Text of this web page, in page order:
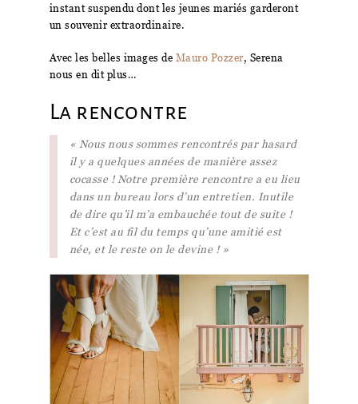
instant suspendu dont les jeunes mariés garderont
un souvenir extraordinaire.
Avec les belles images de Mauro Pozzer, Serena
nous en dit plus…
La rencontre
« Nous nous sommes rencontrés par hasard
il y a quelques années de manière assez
cocasse ! Notre première rencontre a eu lieu
dans un bureau lors d’un entretien. Inutile
de dire qu’il m’a embauchée tout de suite !
Et c’est au fil du temps qu’une amitié est
née, et le reste on le devine ! »